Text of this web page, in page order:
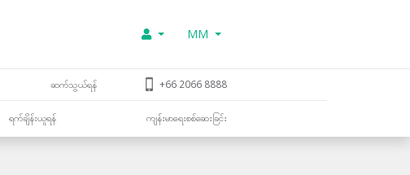
MM
ဆက်သွယ်ရန် +66 2066 8888
ရက်ချိန်းယူရန် ကျန်းမာရေးစစ်ဆေးခြင်း